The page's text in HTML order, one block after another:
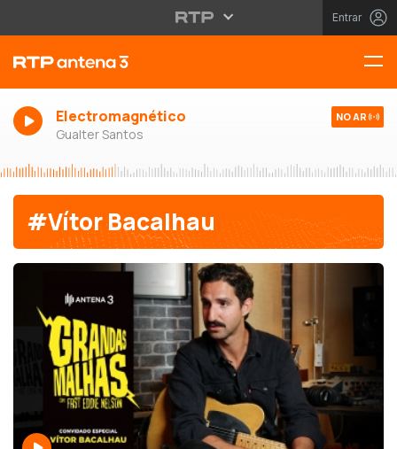
Entrar
Electromagnético
Gualter Santos
NO AR
#Vítor Bacalhau